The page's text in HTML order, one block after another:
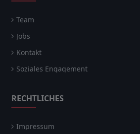
Team
Jobs
Kontakt
Soziales Engagement
RECHTLICHES
Impressum